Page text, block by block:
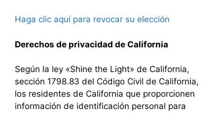
Haga clic aquí para revocar su elección
Derechos de privacidad de California
Según la ley «Shine the Light» de California,
sección 1798.83 del Código Civil de California,
los residentes de California que proporcionen
información de identificación personal para